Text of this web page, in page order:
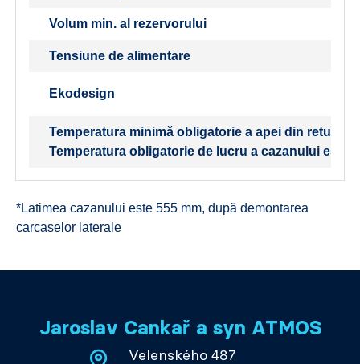
Volum min. al rezervorului
Tensiune de alimentare
Ekodesign
Temperatura minimă obligatorie a apei din retur la
Temperatura obligatorie de lucru a cazanului este
*Latimea cazanului este 555 mm, după demontarea
carcaselor laterale
Jaroslav Cankař a syn ATMOS
Velenského 487